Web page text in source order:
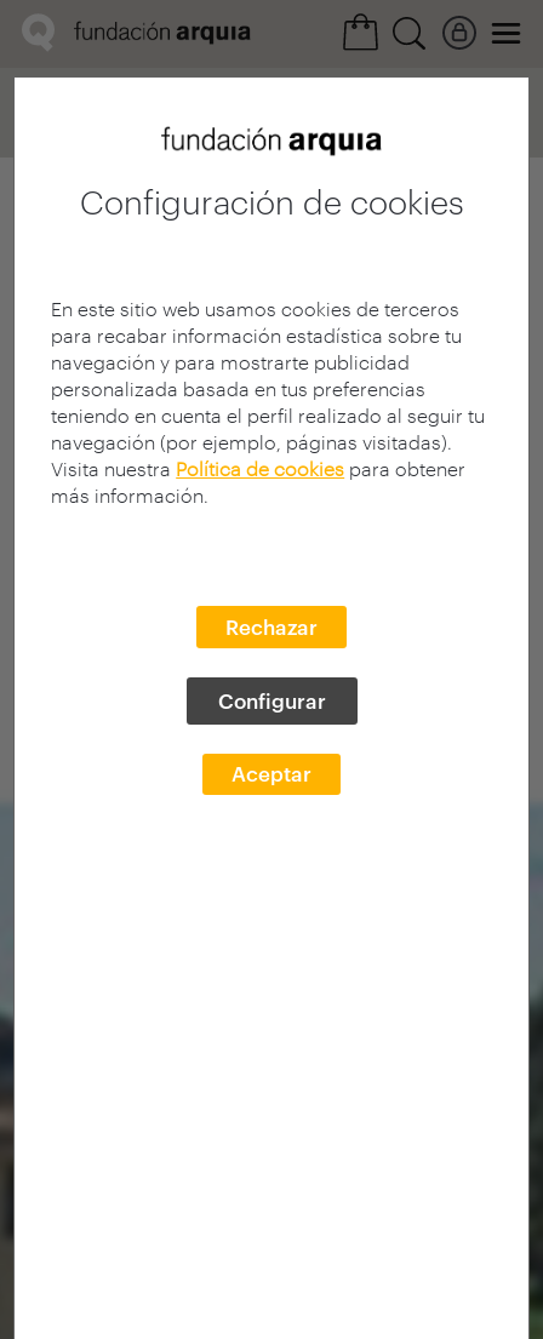
Configuración de cookies
En este sitio web usamos cookies de terceros
para recabar información estadística sobre tu
navegación y para mostrarte publicidad
personalizada basada en tus preferencias
teniendo en cuenta el perfil realizado al seguir tu
navegación (por ejemplo, páginas visitadas).
Visita nuestra Política de cookies para obtener
más información.
Rechazar
Configurar
Aceptar
Ficha realización